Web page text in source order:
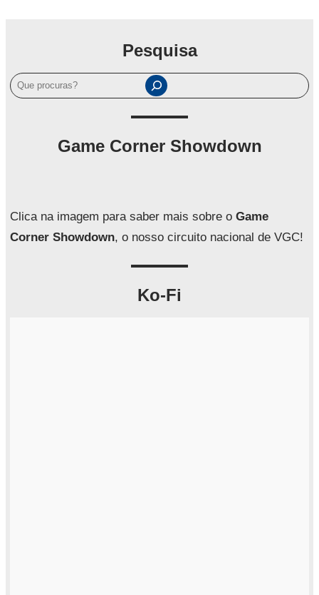
Pesquisa
P
e
a
Game Corner Showdown
Clica na imagem para saber mais sobre o Game
Corner Showdown, o nosso circuito nacional de VGC!
Ko-Fi